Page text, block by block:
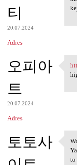
티
20.07.2024
Adres
오피아
트
20.07.2024
Adres
토토사
to